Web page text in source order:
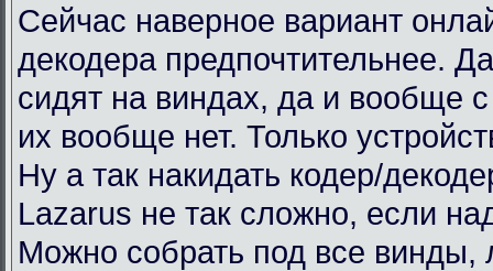
Сейчас наверное вариант
декодера предпочтительнее.
сидят на виндах, да и вообще с
их вообще нет. Только
Ну а так накидать кодер/
Lazarus не так сложно, если
Можно собрать под все винды,